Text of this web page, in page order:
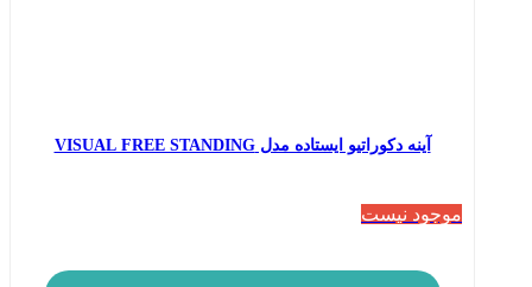
آینه دکوراتیو ایستاده مدل VISUAL FREE STANDING
موجود نیست